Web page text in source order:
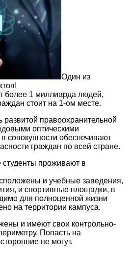
Один из
более 1 миллиарда людей,
стоит на 1-ом месте.
развитой правоохранительной
оптическими
совокупности обеспечивают
граждан по всей стране.
студенты проживают в
и учебные заведения,
и спортивные площадки, в
для полноценной жизни
на территории кампуса.
и имеют свои контрольно-
Попасть на
не могут.